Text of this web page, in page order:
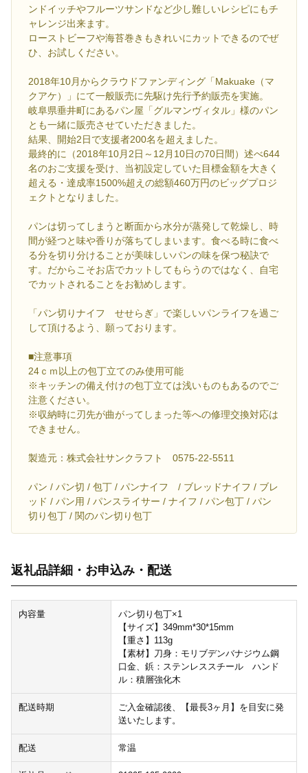
ンドイッチやフルーツサンドなど少し難しいレシピにもチ
ャレンジ出来ます。
ローストビーフや海苔巻きもきれいにカットできるのでぜ
ひ、お試しください。
2018年10月からクラウドファンディング「Makuake（マ
クアケ）」にて一般販売に先駆け先行予約販売を実施。
岐阜県垂井町にあるパン屋「グルマンヴィタル」様のパン
とも一緒に販売させていただきました。
結果、開始2日で支援者200名を超えました。
最終的に（2018年10月2日～12月10日の70日間）述べ644
名のおご支援を受け、当初設定していた目標金額を大きく
超える・達成率1500%超えの総額460万円のビッグプロジ
ェクトとなりました。
パンは切ってしまうと断面から水分が蒸発して乾燥し、時
間が経つと味や香りが落ちてしまいます。食べる時に食べ
る分を切り分けることが美味しいパンの味を保つ秘訣で
す。だからこそお店でカットしてもらうのではなく、自宅
でカットされることをお勧めします。
「パン切りナイフ せせらぎ」で楽しいパンライフを過ご
して頂けるよう、願っております。
■注意事項
24ｃｍ以上の包丁立てのみ使用可能
※キッチンの備え付けの包丁立ては浅いものもあるのでご
注意ください。
※収納時に刃先が曲がってしまった等への修理交換対応は
できません。
製造元：株式会社サンクラフト 0575-22-5511
パン / パン切 / 包丁 / パンナイフ / ブレッドナイフ / ブレ
ッド / パン用 / パンスライサー / ナイフ / パン包丁 / パン
切り包丁 / 関のパン切り包丁
返礼品詳細・お申込み・配送
内容量
パン切り包丁×1
【サイズ】349mm*30*15mm
【重さ】113g
【素材】刀身：モリブデンバナジウム鋼
口金、鋲：ステンレススチール ハンド
ル：積層強化木
配送時期
ご入金確認後、【最長3ヶ月】を目安に発
送いたします。
配送 常温